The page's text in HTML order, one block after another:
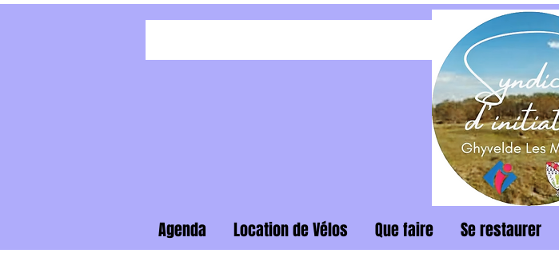
Agenda Location de Vélos Que faire Se restaurer